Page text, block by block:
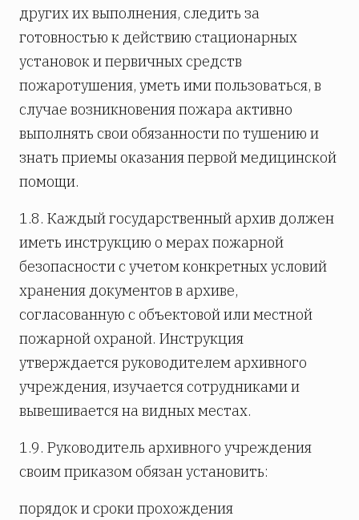
других их выполнения, следить за
готовностью к действию стационарных
установок и первичных средств
пожаротушения, уметь ими пользоваться, в
случае возникновения пожара активно
выполнять свои обязанности по тушению и
знать приемы оказания первой медицинской
помощи.
1.8. Каждый государственный архив должен
иметь инструкцию о мерах пожарной
безопасности с учетом конкретных условий
хранения документов в архиве,
согласованную с объектовой или местной
пожарной охраной. Инструкция
утверждается руководителем архивного
учреждения, изучается сотрудниками и
вывешивается на видных местах.
1.9. Руководитель архивного учреждения
своим приказом обязан установить:
порядок и сроки прохождения